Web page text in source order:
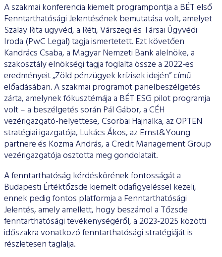
A szakmai konferencia kiemelt programpontja a BÉT első
Fenntarthatósági Jelentésének bemutatása volt, amelyet
Szalay Rita ügyvéd, a Réti, Várszegi és Társai Ügyvédi
Iroda (PwC Legal) tagja ismertetett. Ezt követően
Kandrács Csaba, a Magyar Nemzeti Bank alelnöke, a
szakosztály elnökségi tagja foglalta össze a 2022-es
eredményeit „Zöld pénzügyek krízisek idején” című
előadásában. A szakmai programot panelbeszélgetés
zárta, amelynek fókusztémája a BÉT ESG pilot programja
volt – a beszélgetés során Pál Gábor, a CÉH
vezérigazgató-helyettese, Csorbai Hajnalka, az OPTEN
stratégiai igazgatója, Lukács Ákos, az Ernst&Young
partnere és Kozma András, a Credit Management Group
vezérigazgatója osztotta meg gondolatait.
A fenntarthatóság kérdéskörének fontosságát a
Budapesti Értéktőzsde kiemelt odafigyeléssel kezeli,
ennek pedig fontos platformja a Fenntarthatósági
Jelentés, amely amellett, hogy beszámol a Tőzsde
fenntarthatósági tevékenységéről, a 2023-2025 közötti
időszakra vonatkozó fenntarthatósági stratégiáját is
részletesen taglalja.